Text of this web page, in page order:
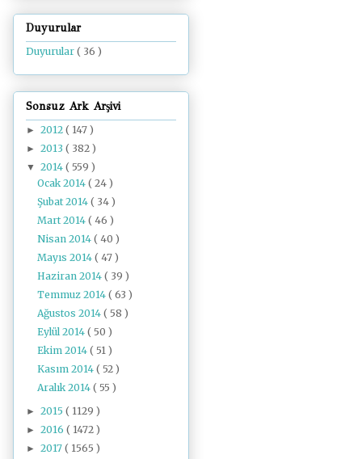
Duyurular
Duyurular ( 36 )
Sonsuz Ark Arşivi
► 2012 ( 147 )
► 2013 ( 382 )
▼ 2014 ( 559 )
Ocak 2014( 24 )
Şubat 2014( 34 )
Mart 2014( 46 )
Nisan 2014( 40 )
Mayıs 2014( 47 )
Haziran 2014( 39 )
Temmuz 2014( 63 )
Ağustos 2014( 58 )
Eylül 2014( 50 )
Ekim 2014( 51 )
Kasım 2014( 52 )
Aralık 2014( 55 )
► 2015 ( 1129 )
► 2016 ( 1472 )
► 2017 ( 1565 )